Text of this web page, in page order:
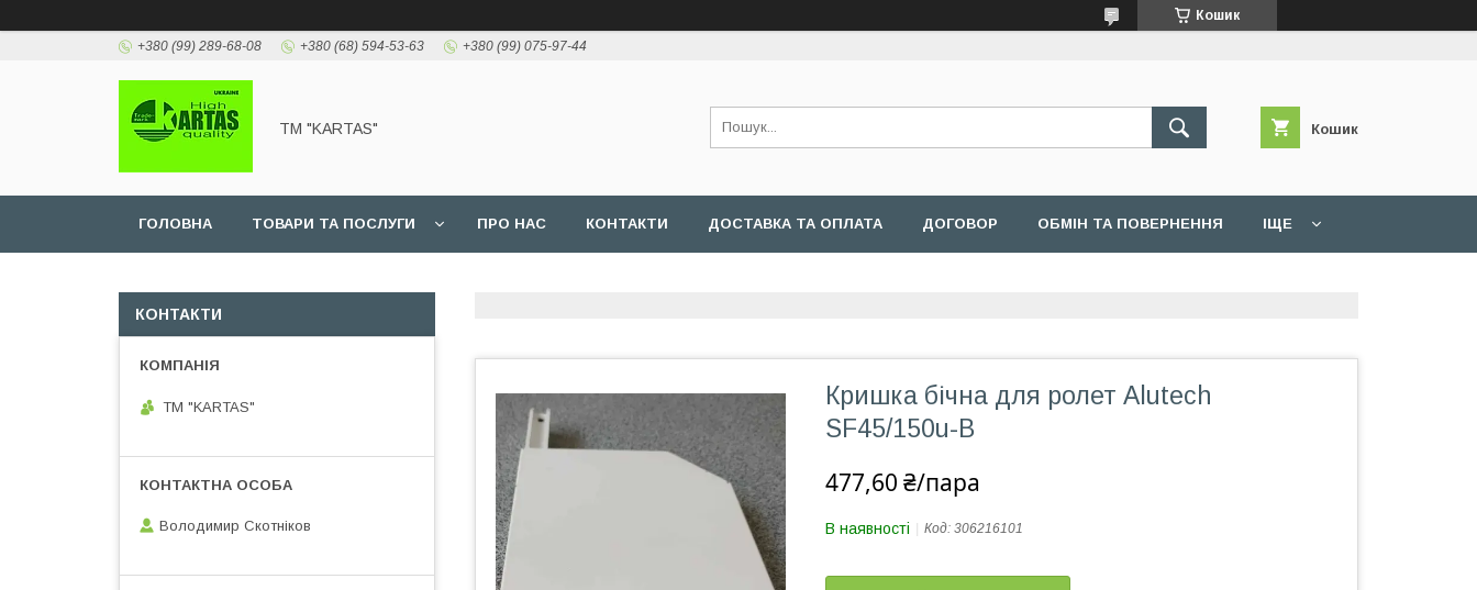
Кошик
+380 (99) 289-68-08 +380 (68) 594-53-63 +380 (99) 075-97-44
TM "KARTAS" Кошик
ГОЛОВНА ТОВАРИ ТА ПОСЛУГИ ПРО НАС КОНТАКТИ ДОСТАВКА ТА ОПЛАТА ДОГОВОР ОБМІН ТА ПОВЕРНЕННЯ ІЩЕ
Кришка бічна для ролет Alutech
SF45/150u-B
477,60 ₴/пара
В наявності Код: 306216101
КОНТАКТИ
TM "KARTAS"
Володимир Скотніков